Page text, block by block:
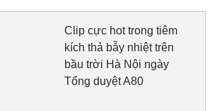
Clip cực hot trong tiêm
kích thả bẫy nhiệt trên
bầu trời Hà Nội ngày
Tổng duyệt A80